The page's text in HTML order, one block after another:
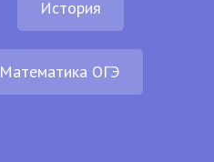
История
Математика ОГЭ